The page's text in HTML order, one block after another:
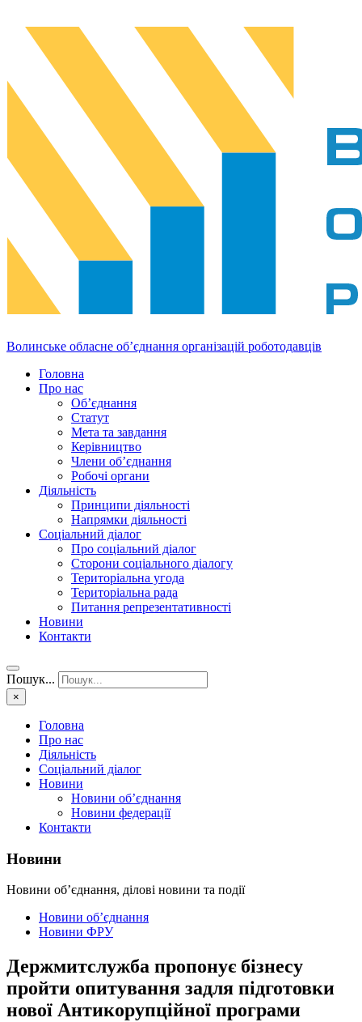
Волинське обласне об’єднання організацій роботодавців
Головна
Про нас
Об’єднання
Статут
Мета та завдання
Керівництво
Члени об’єднання
Робочі органи
Діяльність
Принципи діяльності
Напрямки діяльності
Соціальний діалог
Про соціальний діалог
Сторони соціального діалогу
Територіальна угода
Територіальна рада
Питання репрезентативності
Новини
Контакти
Пошук...
×
Головна
Про нас
Діяльність
Соціальний діалог
Новини
Новини об’єднання
Новини федерації
Контакти
Новини
Новини об’єднання, ділові новини та події
Новини об’єднання
Новини ФРУ
Держмитслужба пропонує бізнесу
пройти опитування задля підготовки
нової Антикорупційної програми